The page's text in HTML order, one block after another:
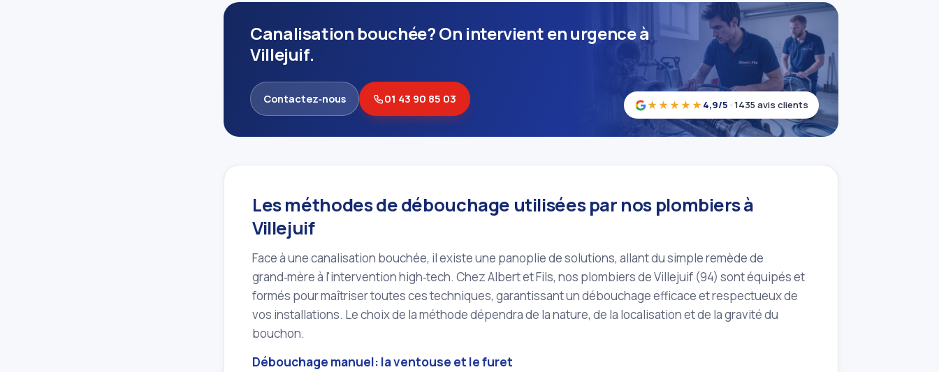
★★★★★4,9/5 · 1435 avis clients
Canalisation bouchée? On intervient en urgence à
Villejuif.
Contactez‑nous 01 43 90 85 03
Les méthodes de débouchage utilisées par nos plombiers à
Villejuif
Face à une canalisation bouchée, il existe une panoplie de solutions, allant du simple remède de
grand‑mère à l'intervention high‑tech. Chez Albert et Fils, nos plombiers de Villejuif (94) sont équipés et
formés pour maîtriser toutes ces techniques, garantissant un débouchage efficace et respectueux de
vos installations. Le choix de la méthode dépendra de la nature, de la localisation et de la gravité du
bouchon.
Débouchage manuel: la ventouse et le furet